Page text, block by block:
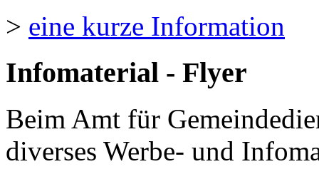
> eine kurze Information
Infomaterial - Flyer
Beim Amt für
diverses Werbe- und